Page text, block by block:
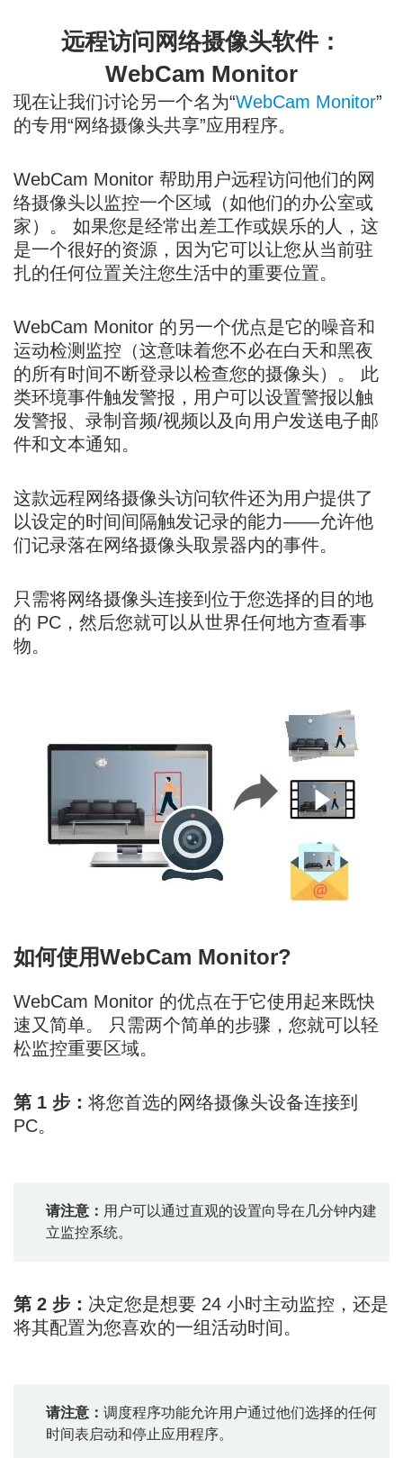
远程访问网络摄像头软件：
WebCam Monitor
现在让我们讨论另一个名为“WebCam Monitor”
的专用“网络摄像头共享”应用程序。
WebCam Monitor 帮助用户远程访问他们的网
络摄像头以监控一个区域（如他们的办公室或
家）。 如果您是经常出差工作或娱乐的人，这
是一个很好的资源，因为它可以让您从当前驻
扎的任何位置关注您生活中的重要位置。
WebCam Monitor 的另一个优点是它的噪音和
运动检测监控（这意味着您不必在白天和黑夜
的所有时间不断登录以检查您的摄像头）。 此
类环境事件触发警报，用户可以设置警报以触
发警报、录制音频/视频以及向用户发送电子邮
件和文本通知。
这款远程网络摄像头访问软件还为用户提供了
以设定的时间间隔触发记录的能力——允许他
们记录落在网络摄像头取景器内的事件。
只需将网络摄像头连接到位于您选择的目的地
的 PC，然后您就可以从世界任何地方查看事
物。
如何使用WebCam Monitor?
WebCam Monitor 的优点在于它使用起来既快
速又简单。 只需两个简单的步骤，您就可以轻
松监控重要区域。
第 1 步： 将您首选的网络摄像头设备连接到
PC。
请注意： 用户可以通过直观的设置向导在几分钟内建
立监控系统。
第 2 步： 决定您是想要 24 小时主动监控，还是
将其配置为您喜欢的一组活动时间。
请注意： 调度程序功能允许用户通过他们选择的任何
时间表启动和停止应用程序。